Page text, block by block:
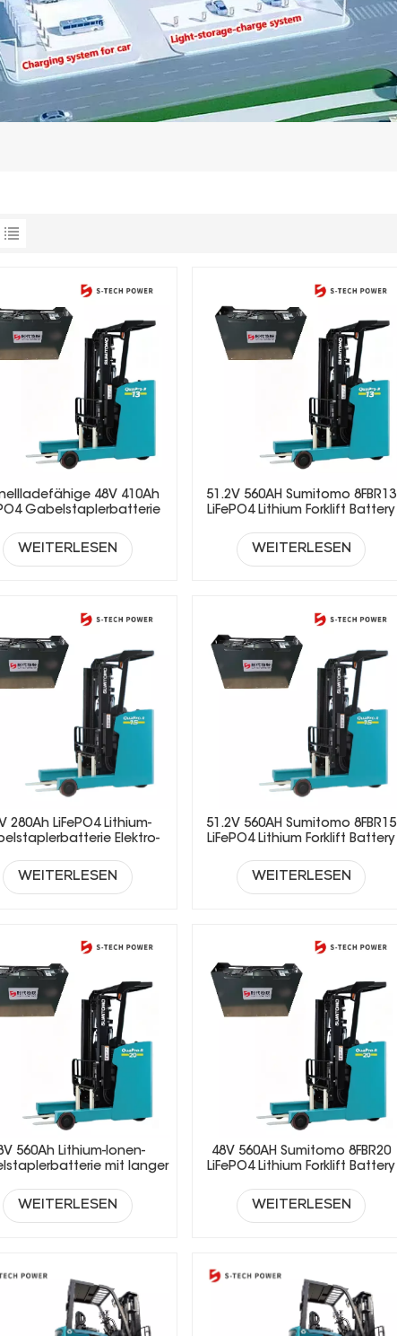
48V 410Ah
Gabelstaplerbatterie
WEITERLESEN
51.2V 560AH Sumitomo 8FBR13
LiFePO4 Lithium Forklift Battery
WEITERLESEN
280Ah LiFePO4 Lithium-
Elektro-
WEITERLESEN
51.2V 560AH Sumitomo 8FBR15
LiFePO4 Lithium Forklift Battery
WEITERLESEN
560Ah Lithium-Ionen-
mit langer
WEITERLESEN
48V 560AH Sumitomo 8FBR20
LiFePO4 Lithium Forklift Battery
WEITERLESEN